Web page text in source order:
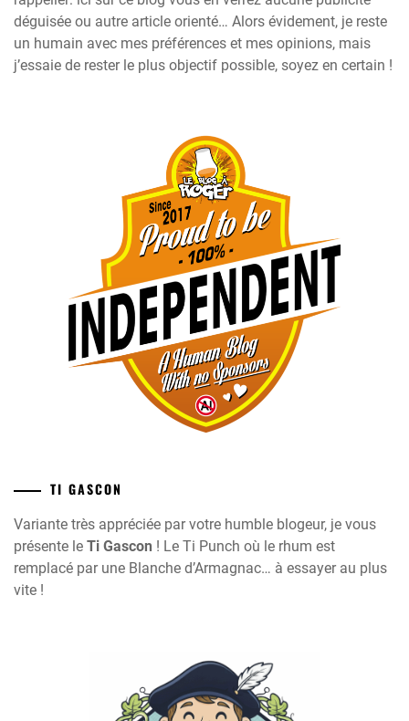
déguisée ou autre article orienté… Alors évidement, je reste
un humain avec mes préférences et mes opinions, mais
j’essaie de rester le plus objectif possible, soyez en certain !
TI GASCON
Variante très appréciée par votre humble blogeur, je vous
présente le Ti Gascon ! Le Ti Punch où le rhum est
remplacé par une Blanche d’Armagnac… à essayer au plus
vite !